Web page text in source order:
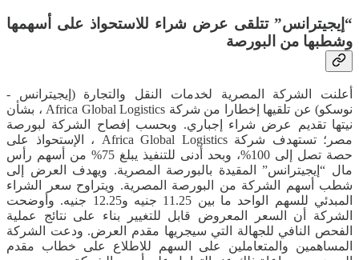
“إيجيترانس” تتلقى عرض شراء للاستحواذ على أسهمها
وشطبها من البورصة
أعلنت الشركة المصرية لخدمات النقل والتجارة (إيجيترانس -
نوسكو) عن تلقيها إخطارا من شركة Africa Global Logistics ، بشأن
نيتها تقديم عرض شراء إجباري. ​وبحسب إفصاح الشركة لبورصة
مصر؛ تستهدف شركة Africa Global Logistics ، الإستحواذ على
حصة تصل إلى 100%، وبحد أدنى للتنفيذ يبلغ 75% من أسهم رأس
مال “إيجيترانس” المقيدة بالبورصة المصرية. ​ويهدف العرض إلى
شطب أسهم الشركة من البورصة المصرية. ​ويتراوح سعر الشراء
المبدئي للسهم الواحد ما بين 11.25 جنيه و12.25 جنيه. و​أوضحت
الشركة أن السعر المعروض قابل للتغيير بناء على نتائج عملية
الفحص النافي للجهالة التي سيجريها مقدم العرض. ​ودعت الشركة
المساهمين والمتعاملين على السهم للاطلاع على خطاب مقدم